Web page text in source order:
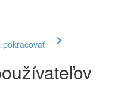
pokračovať